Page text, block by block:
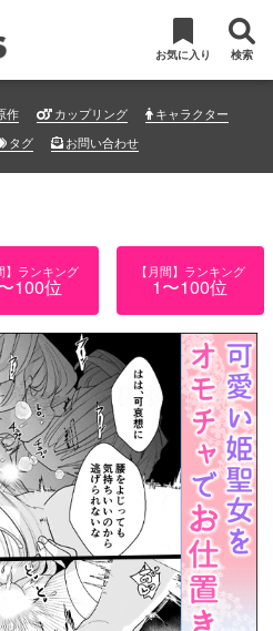
お気に入り 検索
作 カップリング
キャラクター
タグ お問い合わせ
】ランキング
100位
【月間】ランキング
1〜100位